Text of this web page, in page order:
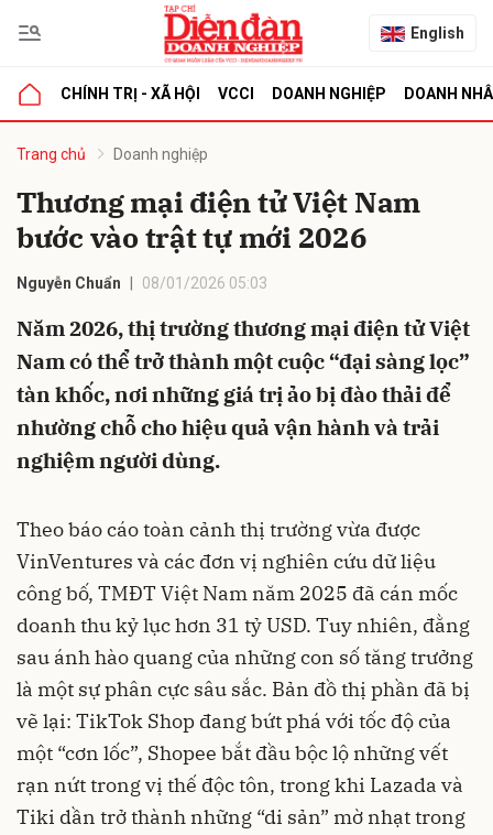
English
CHÍNH TRỊ - XÃ HỘI VCCI DOANH NGHIỆP DOANH
Trang chủ Doanh nghiệp
Thương mại điện tử Việt Nam
bước vào trật tự mới 2026
Nguyễn Chuẩn 08/01/2026 05:03
Năm 2026, thị trường thương mại điện tử Việt
Nam có thể trở thành một cuộc “đại sàng lọc”
tàn khốc, nơi những giá trị ảo bị đào thải để
nhường chỗ cho hiệu quả vận hành và trải
nghiệm người dùng.
Theo báo cáo toàn cảnh thị trường vừa được
VinVentures và các đơn vị nghiên cứu dữ liệu
công bố, TMĐT Việt Nam năm 2025 đã cán mốc
doanh thu kỷ lục hơn 31 tỷ USD. Tuy nhiên, đằng
sau ánh hào quang của những con số tăng trưởng
là một sự phân cực sâu sắc. Bản đồ thị phần đã bị
vẽ lại: TikTok Shop đang bứt phá với tốc độ của
một “cơn lốc”, Shopee bắt đầu bộc lộ những vết
rạn nứt trong vị thế độc tôn, trong khi Lazada và
Tiki dần trở thành những “di sản” mờ nhạt trong
luận
Hủy